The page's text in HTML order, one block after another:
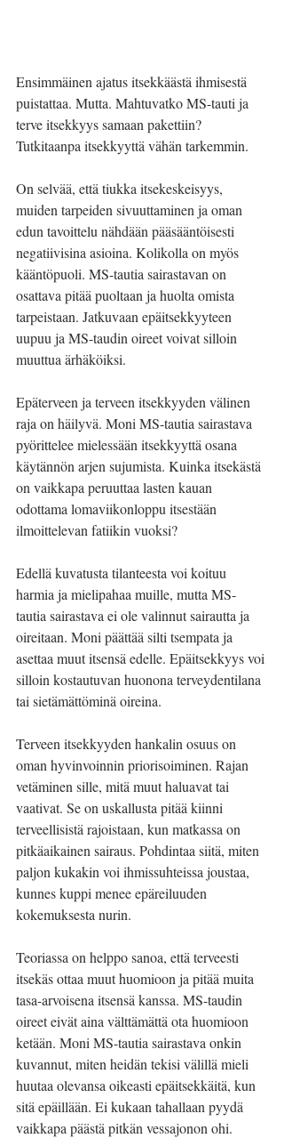
Ensimmäinen ajatus itsekkäästä ihmisestä
puistattaa. Mutta. Mahtuvatko MS-tauti ja
terve itsekkyys samaan pakettiin?
Tutkitaanpa itsekkyyttä vähän tarkemmin.
On selvää, että tiukka itsekeskeisyys,
muiden tarpeiden sivuuttaminen ja oman
edun tavoittelu nähdään pääsääntöisesti
negatiivisina asioina. Kolikolla on myös
kääntöpuoli. MS-tautia sairastavan on
osattava pitää puoltaan ja huolta omista
tarpeistaan. Jatkuvaan epäitsekkyyteen
uupuu ja MS-taudin oireet voivat silloin
muuttua ärhäköiksi.
Epäterveen ja terveen itsekkyyden välinen
raja on häilyvä. Moni MS-tautia sairastava
pyörittelee mielessään itsekkyyttä osana
käytännön arjen sujumista. Kuinka itsekästä
on vaikkapa peruuttaa lasten kauan
odottama lomaviikonloppu itsestään
ilmoittelevan fatiikin vuoksi?
Edellä kuvatusta tilanteesta voi koituu
harmia ja mielipahaa muille, mutta MS-
tautia sairastava ei ole valinnut sairautta ja
oireitaan. Moni päättää silti tsempata ja
asettaa muut itsensä edelle. Epäitsekkyys voi
silloin kostautuvan huonona terveydentilana
tai sietämättöminä oireina.
Terveen itsekkyyden hankalin osuus on
oman hyvinvoinnin priorisoiminen. Rajan
vetäminen sille, mitä muut haluavat tai
vaativat. Se on uskallusta pitää kiinni
terveellisistä rajoistaan, kun matkassa on
pitkäaikainen sairaus. Pohdintaa siitä, miten
paljon kukakin voi ihmissuhteissa joustaa,
kunnes kuppi menee epäreiluuden
kokemuksesta nurin.
Teoriassa on helppo sanoa, että terveesti
itsekäs ottaa muut huomioon ja pitää muita
tasa-arvoisena itsensä kanssa. MS-taudin
oireet eivät aina välttämättä ota huomioon
ketään. Moni MS-tautia sairastava onkin
kuvannut, miten heidän tekisi välillä mieli
huutaa olevansa oikeasti epäitsekkäitä, kun
sitä epäillään. Ei kukaan tahallaan pyydä
vaikkapa päästä pitkän vessajonon ohi.